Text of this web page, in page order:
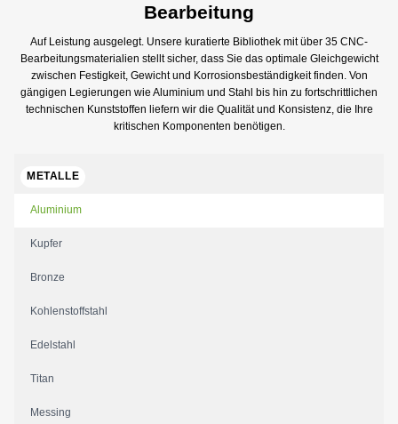
Bearbeitung
Auf Leistung ausgelegt. Unsere kuratierte Bibliothek mit über 35 CNC-
Bearbeitungsmaterialien stellt sicher, dass Sie das optimale Gleichgewicht
zwischen Festigkeit, Gewicht und Korrosionsbeständigkeit finden. Von
gängigen Legierungen wie Aluminium und Stahl bis hin zu fortschrittlichen
technischen Kunststoffen liefern wir die Qualität und Konsistenz, die Ihre
kritischen Komponenten benötigen.
METALLE
Aluminium
Kupfer
Bronze
Kohlenstoffstahl
Edelstahl
Titan
Messing